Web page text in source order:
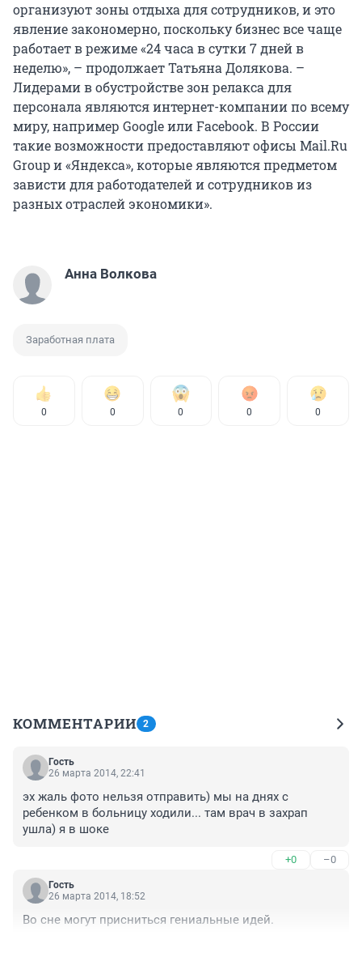
организуют зоны отдыха для сотрудников, и это
явление закономерно, поскольку бизнес все чаще
работает в режиме «24 часа в сутки 7 дней в
неделю», – продолжает Татьяна Долякова. –
Лидерами в обустройстве зон релакса для
персонала являются интернет-компании по всему
миру, например Google или Facebook. В России
такие возможности предоставляют офисы Mail.Ru
Group и «Яндекса», которые являются предметом
зависти для работодателей и сотрудников из
разных отраслей экономики».
Анна Волкова
Заработная плата
0 0 0 0 0
КОММЕНТАРИИ 2
Гость
26 марта 2014, 22:41
эх жаль фото нельзя отправить) мы на днях с
ребенком в больницу ходили... там врач в захрап
ушла) я в шоке
+0 –0
Гость
26 марта 2014, 18:52
Во сне могут присниться гениальные идей.